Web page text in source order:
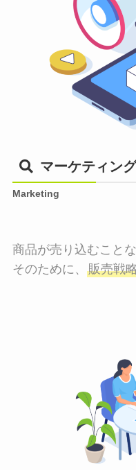
マーケティング
Marketing
商品が売り込むこと
そのために、 販売戦